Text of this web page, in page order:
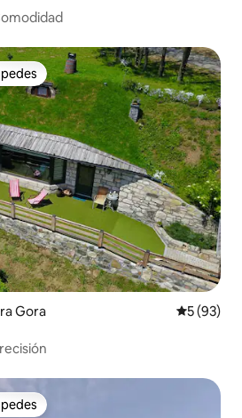
entre huéspedes
Gora
5 (93)
entre huéspedes